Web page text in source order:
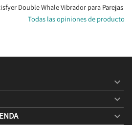
Double Whale Vibrador para Parejas
Todas las opiniones de producto


keyboard_arrow_down